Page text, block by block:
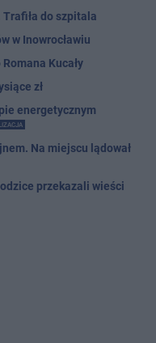
do szpitala
w Inowrocławiu
Kucały
zł
energetycznym
Na miejscu lądował
przekazali wieści